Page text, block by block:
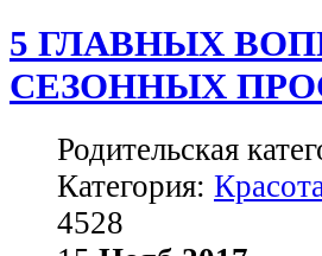
5 ГЛАВНЫХ
СЕЗОННЫХ
Родительская
Категория:
4528